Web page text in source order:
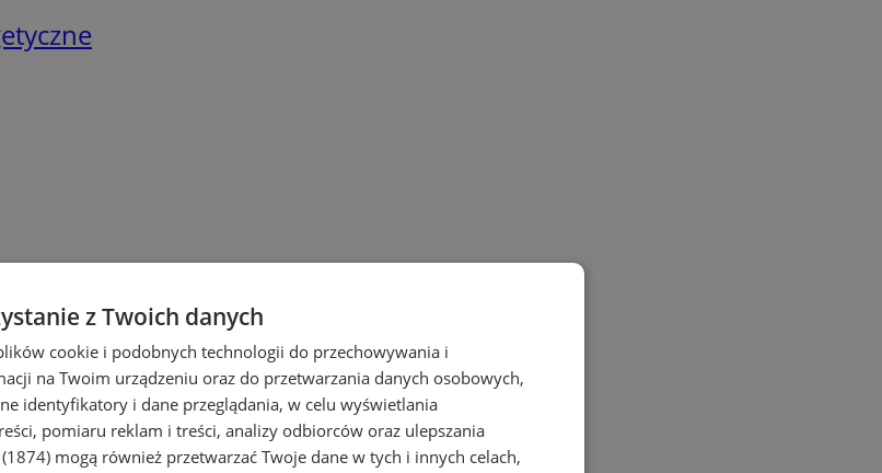
z Twoich danych
cookie i podobnych technologii do przechowywania i
na Twoim urządzeniu oraz do przetwarzania danych osobowych,
identyfikatory i dane przeglądania, w celu wyświetlania
pomiaru reklam i treści, analizy odbiorców oraz ulepszania
mogą również przetwarzać Twoje dane w tych i innych celach,